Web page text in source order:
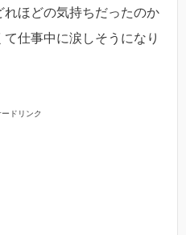
ほどの気持ちだったのか
仕事中に涙しそうになり
ドリンク